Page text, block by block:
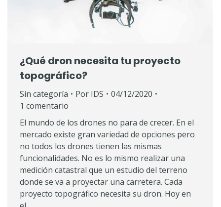
¿Qué dron necesita tu proyecto
topográfico?
Sin categoría Por IDS
04/12/2020
1 comentario
El mundo de los drones no para de crecer. En el
mercado existe gran variedad de opciones pero
no todos los drones tienen las mismas
funcionalidades. No es lo mismo realizar una
medición catastral que un estudio del terreno
donde se va a proyectar una carretera. Cada
proyecto topográfico necesita su dron. Hoy en